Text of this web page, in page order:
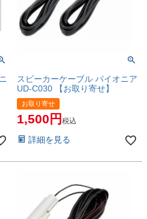
スピーカーケーブル パイオニア
UD-C030 【お取り寄せ】
お取り寄せ
1,500 税込
詳細を見る